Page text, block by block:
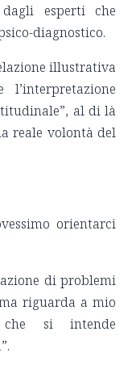
esperti che
diagnostico.
illustrativa
al di là
reale volontà del
orientarci
di problemi
riguarda a mio
che si intende